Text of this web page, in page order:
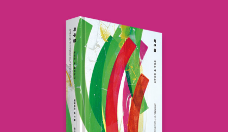
들은 음원 mp3만 제공하는 경우가 많은데.. 이렇게 원어민 영상까지
제공해주니영어 학원 다닐 필요도 없겠더라구요~!! 영상이랑 책 보시
충분히 영어회화 레벨업 하실 수 있을것 같아요!!!202​2021년도 영어
공부...응원합니다~!!!!^0^​​​​​​-리뷰어스 클럽 소개로 출판사로 부터 책을
제공받아 주관적으로 작성한 글입니다.​